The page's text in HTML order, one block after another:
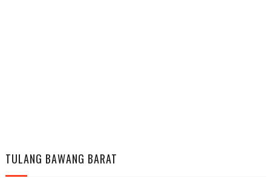
TULANG BAWANG BARAT